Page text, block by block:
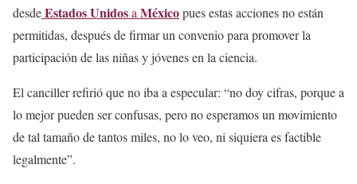
desdeEstados Unidosa Méxicopues estas acciones no están
permitidas, después de firmar un convenio para promover la
participación de las niñas y jóvenes en la ciencia.
El canciller refirió que no iba a especular: “no doy cifras, porque a
lo mejor pueden ser confusas, pero no esperamos un movimiento
de tal tamaño de tantos miles, no lo veo, ni siquiera es factible
legalmente”.